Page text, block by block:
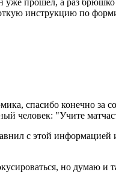
прошёл, а раз
инструкцию по
спасибо конечно за
человек: "Учите
с этой информацией
но думаю и